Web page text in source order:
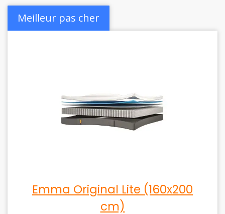
Meilleur pas cher
Emma Original Lite (160x200
cm)